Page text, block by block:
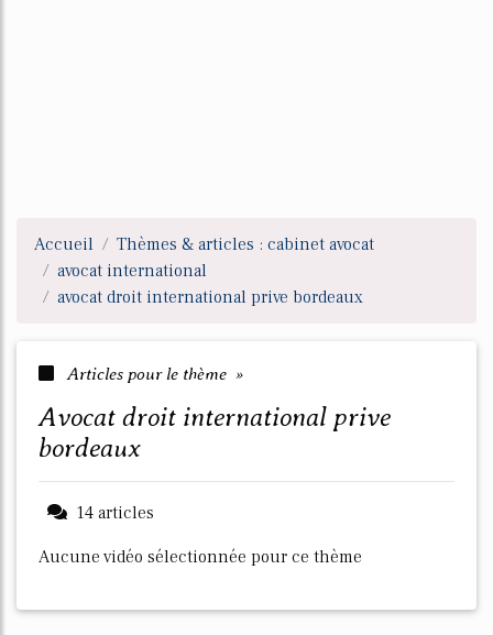
Accueil
Thèmes & articles : cabinet avocat
avocat international
avocat droit international prive bordeaux
Articles pour le thème »
avocat droit international prive
bordeaux
14 articles
Aucune vidéo sélectionnée pour ce thème